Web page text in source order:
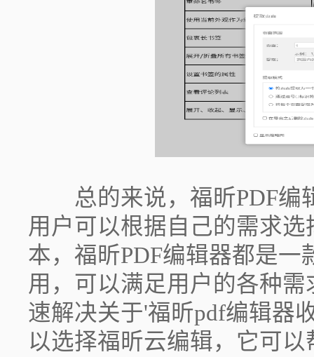
总的来说，福昕PDF编
用户可以根据自己的需求
本，福昕PDF编辑器都是
用，可以满足用户的各种
速解决关于'福昕pdf编辑器
以选择福昕云编辑，它可